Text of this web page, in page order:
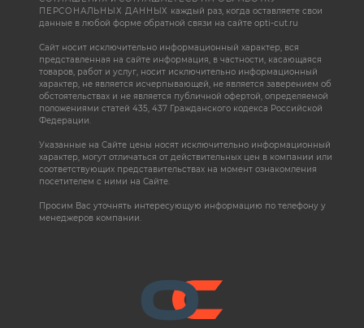
ПЕРСОНАЛЬНЫХ ДАННЫХ каждый раз, когда оставляете свои
данные в любой форме обратной связи на сайте opti-cut.ru
Сайт носит исключительно информационный характер, вся
представленная на сайте информация, в частности, касающаяся
товаров, работ и услуг, носит исключительно информационный
характер, не является исчерпывающей, не является заверением об
обстоятельствах и не является публичной офертой, определяемой
положениями статей 435, 437 Гражданского кодекса Российской
Федерации.
Указанные на Сайте цены носят исключительно информационный
характер, могут отличаться от действительных цен в компании или
соответствующих представительствах на момент ознакомления
посетителем с ними на Сайте.
Просим Вас уточнять интересующую информацию по телефону у
менеджеров компании.